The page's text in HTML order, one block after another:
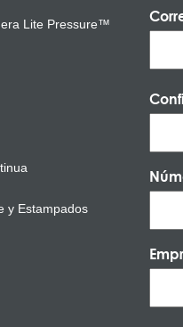
Lite Pressure™
y Estampados